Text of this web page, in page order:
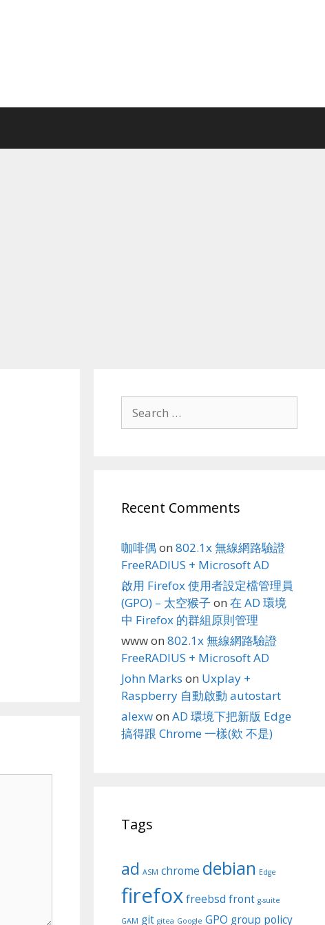
for:
Recent Comments
咖啡偶 on 802.1x 無線網路驗證
FreeRADIUS + Microsoft AD
啟用 Firefox 使用者設定檔管理員
(GPO) – 太空猴子 on 在 AD 環境
中 Firefox 的群組原則管理
wwwon 802.1x 無線網路驗證
FreeRADIUS + Microsoft AD
John Marks on Uxplay +
Raspberry 自動啟動 autostart
alexwon AD 環境下把新版 Edge
搞得跟 Chrome 一樣(欸 不是)
Tags
ad ASM chrome debian Edge
firefoxfreebsd front g-suite
GAM git gitea Google GPO group policy